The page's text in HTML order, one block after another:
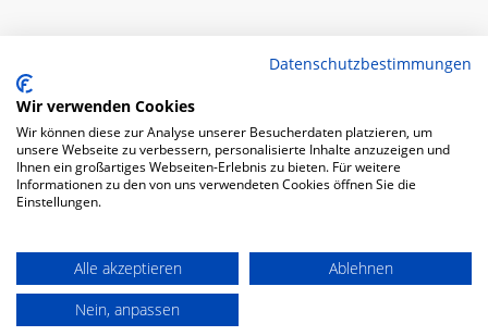
Datenschutzbestimmungen
Wir verwenden Cookies
Wir können diese zur Analyse unserer Besucherdaten platzieren, um
unsere Webseite zu verbessern, personalisierte Inhalte anzuzeigen und
Ihnen ein großartiges Webseiten-Erlebnis zu bieten. Für weitere
Informationen zu den von uns verwendeten Cookies öffnen Sie die
Einstellungen.
Alle akzeptieren
Ablehnen
Nein, anpassen